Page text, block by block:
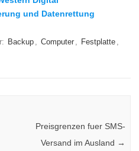
und Datenrettung
Backup , Computer , Festplatte ,
Preisgrenzen fuer SMS-
Versand im Ausland →